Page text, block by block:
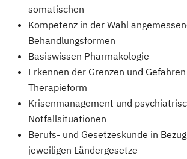
somatischen
Kompetenz in der Wahl
Behandlungsformen
Basiswissen Pharmakologie
Erkennen der Grenzen und
Therapieform
Krisenmanagement und
Notfallsituationen
Berufs- und Gesetzeskunde in
jeweiligen Ländergesetze